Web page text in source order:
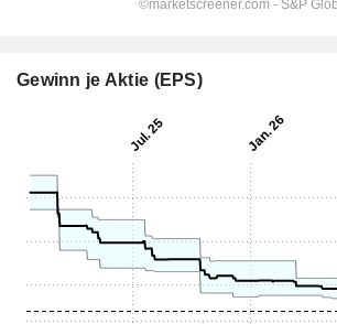
Gewinn je Aktie (EPS)